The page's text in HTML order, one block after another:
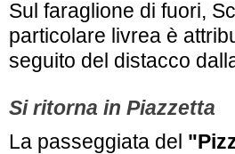
Sul faraglione di fuori,
particolare livrea è
seguito del distacco
Si ritorna in Piazzetta
La passeggiata del